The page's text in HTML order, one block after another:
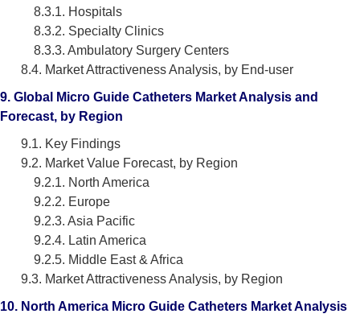
8.3.1. Hospitals
8.3.2. Specialty Clinics
8.3.3. Ambulatory Surgery Centers
8.4. Market Attractiveness Analysis, by End-user
9. Global Micro Guide Catheters Market Analysis and
Forecast, by Region
9.1. Key Findings
9.2. Market Value Forecast, by Region
9.2.1. North America
9.2.2. Europe
9.2.3. Asia Pacific
9.2.4. Latin America
9.2.5. Middle East & Africa
9.3. Market Attractiveness Analysis, by Region
10. North America Micro Guide Catheters Market Analysis